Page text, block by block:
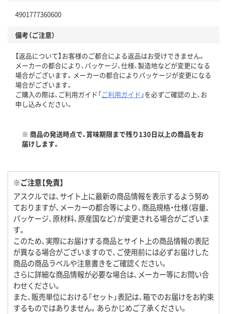
4901777360600
備考（ご注意）
【返品について】お客様のご都合による返品はお受けできません。
メーカーの都合により、パッケージ、仕様、製造地などが変更になる
場合がございます。メーカーの都合によりパッケージが変更になる
場合がございます。
ご購入の際は、ご利用ガイド「ご利用ガイド 」を必ずご確認の上、お
申し込みください。
※ 商品の発送時点で、賞味期限まで残り130日以上の商品をお
届けします。
※ご注意【免責】
アスクルでは、サイト上に最新の商品情報を表示するよう努め
ておりますが、メーカーの都合等により、商品規格・仕様（容量、
パッケージ、原材料、原産国など）が変更される場合がございま
す。
このため、実際にお届けする商品とサイト上の商品情報の表記
が異なる場合がございますので、ご使用前には必ずお届けした
商品の商品ラベルや注意書きをご確認ください。
さらに詳細な商品情報が必要な場合は、メーカー等にお問い合
わせください。
また、販売単位における「セット」表記は、箱でのお届けをお約束
するものではありません。あらかじめご了承ください。